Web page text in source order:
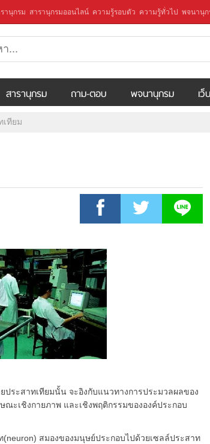
านุกรม สารานุกรมออนไลน์ ความรู้รอบตัว ความรู้ทั่วไป พจนานุก
สารานุกรม ถาม-ตอบ พจนานุกรม เ
เทียม
สาทเทียมนั้น จะอิงกับแนวทางการประมวลผลของ
ะเชิงกายภาพ และเชิงพฤติกรรมขององค์ประกอบ
สมองของมนุษย์ประกอบไปด้วยเซลล์ประสาท